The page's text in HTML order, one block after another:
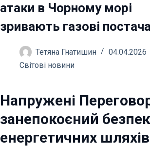
атаки в Чорному морі
зривають газові
Тетяна Гнатишин
04.04.2026
Світові новини
Напружені
занепокоєний
енергетичних